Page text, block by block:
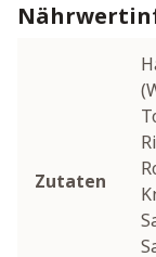
Zutaten